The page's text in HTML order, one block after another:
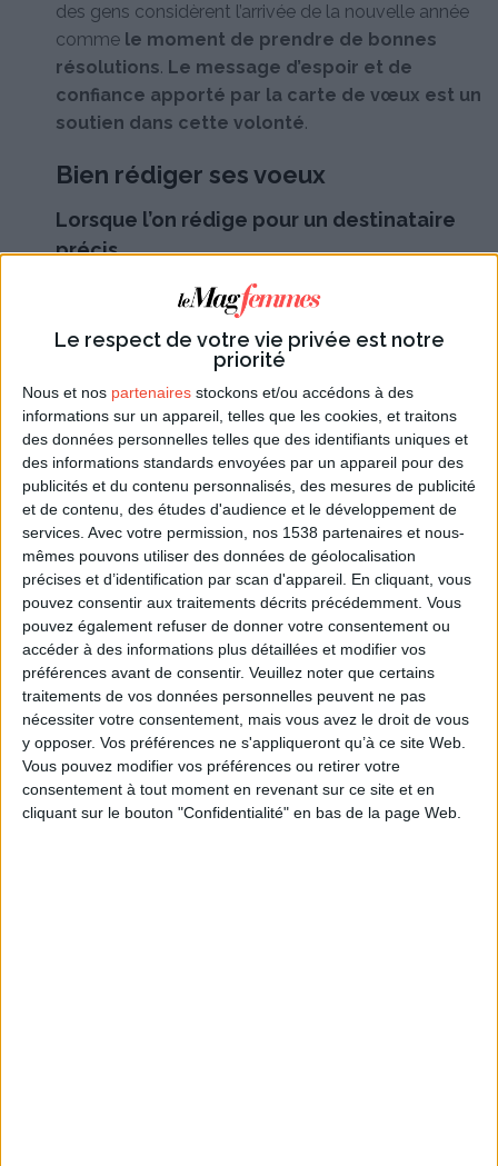
Le respect de votre vie privée est notre
priorité
Nous et nos partenaires stockons et/ou accédons à des
informations sur un appareil, telles que les cookies, et traitons
des données personnelles telles que des identifiants uniques et
des informations standards envoyées par un appareil pour des
publicités et du contenu personnalisés, des mesures de publicité
et de contenu, des études d'audience et le développement de
services. Avec votre permission, nos 1538 partenaires et nous-
mêmes pouvons utiliser des données de géolocalisation
précises et d’identification par scan d'appareil. En cliquant, vous
pouvez consentir aux traitements décrits précédemment. Vous
pouvez également refuser de donner votre consentement ou
accéder à des informations plus détaillées et modifier vos
préférences avant de consentir. Veuillez noter que certains
traitements de vos données personnelles peuvent ne pas
nécessiter votre consentement, mais vous avez le droit de vous
y opposer. Vos préférences ne s'appliqueront qu’à ce site Web.
Vous pouvez modifier vos préférences ou retirer votre
consentement à tout moment en revenant sur ce site et en
cliquant sur le bouton "Confidentialité" en bas de la page Web.
des gens considèrent l’arrivée de la nouvelle année
comme le moment de prendre de bonnes
résolutions. Le message d’espoir et de
confiance apporté par la carte de vœux est un
soutien dans cette volonté.
Bien rédiger ses voeux
Lorsque l’on rédige pour un destinataire
précis
Lorsque l’on rédige ses vœux, il vaut mieux garder à
l’esprit que le destinataire n’est pas seulement une
personne préoccupée par son travail mais est avant
tout une personne sensible. Même si vous ignorez
tout de sa vie affective, il sera plus agréable dene
pas axer votre formule de voeux uniquement
sur des aspects professionnels.
Il est intéressant également de réfléchir aux
spécificités de chaque destinataire. Selon l’âge de la
personne il sera plus ou moins opportun d’aborder
dans ses souhaits la question de la santé. Les jeunes
gens ne se soucient généralement pas de cette
question, tandis que les seniors la considèrent bien